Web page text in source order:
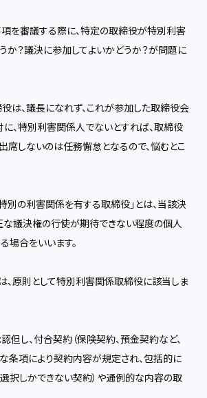
を審議する際に、特定の取締役が特別利害
か？議決に参加してよいかどうか？が問題に
は、議長になれず、これが参加した取締役会
に、特別利害関係人でないとすれば、取締役
席しないのは任務懈怠となるので、悩むとこ
別の利害関係を有する取締役」とは、当該決
な議決権の行使が期待できない程度の個人
場合をいいます。
、原則として特別利害関係取締役に該当しま
但し、付合契約（保険契約、預金契約など、
条項により契約内容が規定され、包括的に
択しかできない契約）や通例的な内容の取